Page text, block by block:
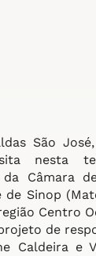
São
nesta
da Câmara
de Sinop
Centro
de
Caldeira e